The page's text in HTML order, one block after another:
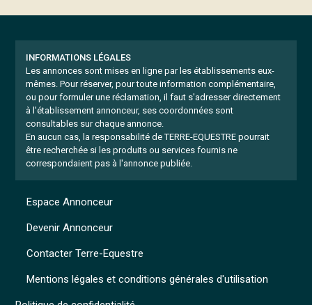
INFORMATIONS LÉGALES
Les annonces sont mises en ligne par les établissements eux-
mêmes. Pour réserver, pour toute information complémentaire,
ou pour formuler une réclamation, il faut s'adresser directement
à l'établissement annonceur, ses coordonnées sont
consultables sur chaque annonce.
En aucun cas, la responsabilité de TERRE-EQUESTRE pourrait
être recherchée si les produits ou services fournis ne
correspondaient pas à l'annonce publiée.
Mentions légales et conditions générales d'utilisation
Espace Annonceur
Devenir Annonceur
Contacter Terre-Equestre